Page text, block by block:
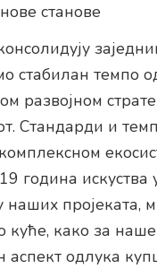
станове
стабилан темпо
развојном
Стандарди и
година искуства
пројеката,
куће, како за
аспект одлука